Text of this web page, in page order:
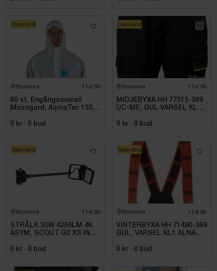
Bromma 11d 5h
60 st. Engångsoverall
Microgard, AlphaTec 1500
0 kr · 0 bud
Oanvänd
Bromma 11d 5h
MIDJEBYXA HH 77515-369
UC-ME, GUL VARSEL KL1.
0 kr · 0 bud
Oanvänd
Bromma 11d 5h
STRÅLK 30W 4250LM 4K
ASYM, SCOUT G2 XS INKL
0 kr · 0 bud
Oanvänd
Bromma 11d 6h
VINTERBYXA HH 71490-369
GUL, VARSEL KL1 ALNA
0 kr · 0 bud
Oanvänd